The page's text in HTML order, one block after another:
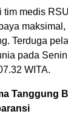
tim medis
Terduga
pada
WITA.
Tanggung